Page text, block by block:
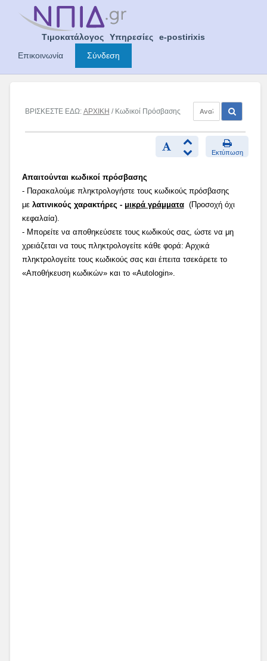
Τιμοκατάλογος Υπηρεσίες
e-postirixis
Επικοινωνία
Σύνδεση
ΒΡΙΣΚΕΣΤΕ ΕΔΩ: ΑΡΧΙΚΗ / Κωδικοί Πρόσβασης
Εκτύπωση
Απαιτούνται κωδικοί πρόσβασης
- Παρακαλούμε πληκτρολογήστε τους κωδικούς πρόσβασης
με λατινικούς χαρακτήρες - μικρά γράμματα(Προσοχή όχι
κεφαλαία).
- Μπορείτε να αποθηκεύσετε τους κωδικούς σας, ώστε να μη
χρειάζεται να τους πληκτρολογείτε κάθε φορά: Αρχικά
πληκτρολογείτε τους κωδικούς σας και έπειτα τσεκάρετε το
«Αποθήκευση κωδικών» και το «Autologin».